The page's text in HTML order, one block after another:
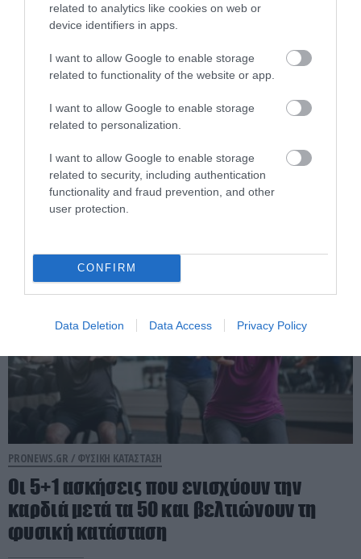
related to analytics like cookies on web or
device identifiers in apps.
I want to allow Google to enable storage
related to functionality of the website or app.
I want to allow Google to enable storage
related to personalization.
I want to allow Google to enable storage
related to security, including authentication
functionality and fraud prevention, and other
user protection.
CONFIRM
Data Deletion Data Access Privacy Policy
Ελληνική Πνευμονολογική Εταιρεία:
πυρκαγιάς – Ποιες είναι οι κατάλληλες
μάσκες
PRONEWS.GR / ΦΥΣΙΚΗ ΚΑΤΑΣΤΑΣΗ
Οι 5+1 ασκήσεις που ενισχύουν την
καρδιά μετά τα 50 και βελτιώνουν τη
φυσική κατάσταση